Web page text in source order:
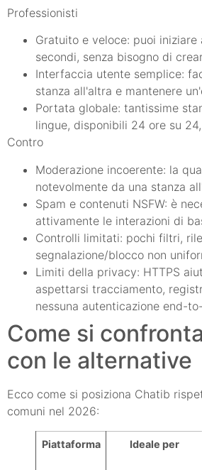
Professionisti
Gratuito e veloce: puoi
secondi, senza bisogno di
Interfaccia utente semplice:
stanza all'altra e mantenere
Portata globale: tantissime
lingue, disponibili 24 ore su
Contro
Moderazione incoerente: la
notevolmente da una stanza
Spam e contenuti NSFW: è
attivamente le interazioni di
Controlli limitati: pochi filtri,
segnalazione/blocco non
Limiti della privacy: HTTPS
aspettarsi tracciamento,
nessuna autenticazione end-
Come si
con le alternative
Ecco come si posiziona Chatib
comuni nel 2026:
Piattaforma Ideale per